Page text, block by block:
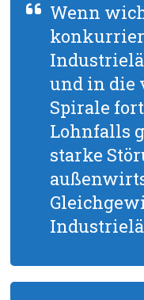
Wenn
und in die
Spirale
Lohnfalls
starke